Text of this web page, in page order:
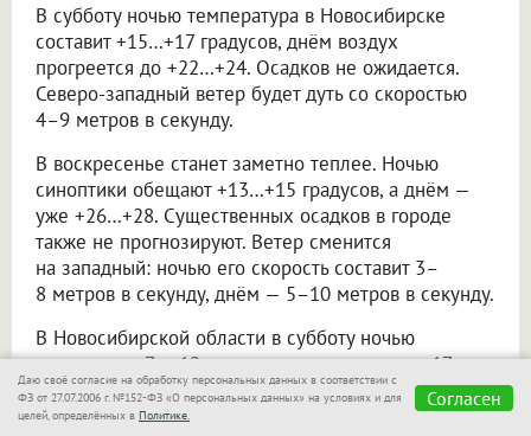
В субботу ночью температура в Новосибирске
составит +15…+17 градусов, днём воздух
прогреется до +22…+24. Осадков не ожидается.
Северо-западный ветер будет дуть со скоростью
4–9 метров в секунду.
В воскресенье станет заметно теплее. Ночью
синоптики обещают +13…+15 градусов, а днём —
уже +26…+28. Существенных осадков в городе
также не прогнозируют. Ветер сменится
на западный: ночью его скорость составит 3–
8 метров в секунду, днём — 5–10 метров в секунду.
В Новосибирской области в субботу ночью
ожидается +7…+12 градусов, местами — до +17.
Днём воздух прогреется до +20…+25 градусов.
Преимущественно будет без осадков, однако
Даю своё согласие на обработку персональных данных в соответствии с
ФЗ от 27.07.2006 г. №152-ФЗ «О персональных данных» на условиях и для
целей, определённых в Политике.
Согласен